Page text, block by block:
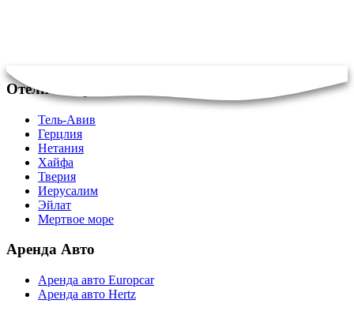
Отели в Израиле
Тель-Авив
Герцлия
Нетания
Хайфа
Тверия
Иерусалим
Эйлат
Мертвое море
Аренда Авто
Аренда авто Europcar
Аренда авто Hertz